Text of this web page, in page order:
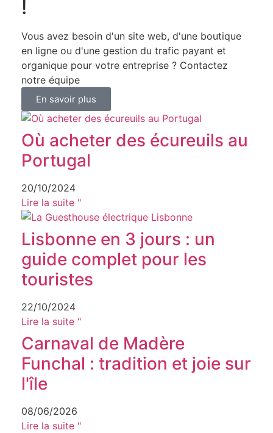
!
Vous avez besoin d'un site web, d'une boutique
en ligne ou d'une gestion du trafic payant et
organique pour votre entreprise ? Contactez
notre équipe
En savoir plus
Où acheter des écureuils au
Portugal​
20/10/2024
Lire la suite "
Lisbonne en 3 jours : un
guide complet pour les
touristes
22/10/2024
Lire la suite "
Carnaval de Madère
Funchal : tradition et joie sur
l'île
08/06/2026
Lire la suite "